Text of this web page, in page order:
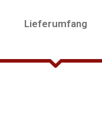
Lieferumfang